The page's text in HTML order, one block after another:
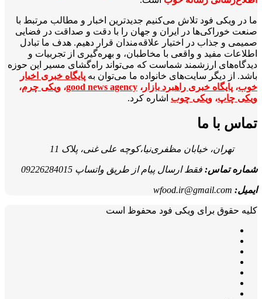
ما در ویکی‌ فود تلاش می‌کنیم جدیدترین اخبار و مطالب مرتبط با
صنعت خوراکی‌ها در ایران و جهان را با دقت و صداقت در فضایی
صمیمی و جذاب در اختیار علاقه‌مندان قرار دهیم. هدف ما تبادل
اطلاعات مفید و واقعی با مخاطبان، و بهره‌گیری از تجربیات و
دیدگاه‌های ارزشمند شماست که می‌تواند راه‌گشای مسیر این حوزه
باشد. از دیگر سایت‌های خانواده ما می‌توان به پایگاه خبری اخبار
خوب، پایگاه خبری راهبرد بازار ، good news agency، ویکی چرم،
ویکی چاپ، ویکی چوب اشاره کرد.
تماس با ما
تهران، خیابان مظفری‌نیا،کوچه علی غنی، پلاک 11
شماره تماس: فقط ارسال پیام از طریق واتساپ 09226284015
ایمیل: wfood.ir@gmail.com
کلیه حقوق برای ویکی فود محفوظ است